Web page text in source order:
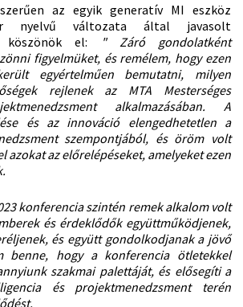
az egyik generatív MI eszköz
nyelvű változata által javasolt
köszönök el:
"
Záró gondolatként
figyelmüket, és remélem, hogy ezen
egyértelműen bemutatni, milyen
rejlenek az MTA Mesterséges
alkalmazásában. A
és az innováció elengedhetetlen a
szempontjából, és öröm volt
azokat az előrelépéseket, amelyeket ezen
konferencia szintén remek alkalom volt
és érdeklődők együttműködjenek,
és együtt gondolkodjanak a jövő
benne, hogy a konferencia ötletekkel
szakmai palettáját, és elősegíti a
és projektmenedzsment terén